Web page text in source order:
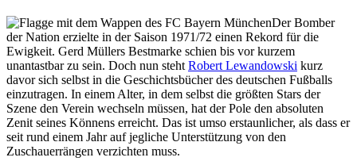
Der Bomber
der Nation erzielte in der Saison 1971/72 einen Rekord für die
Ewigkeit. Gerd Müllers Bestmarke schien bis vor kurzem
unantastbar zu sein. Doch nun steht Robert Lewandowski kurz
davor sich selbst in die Geschichtsbücher des deutschen Fußballs
einzutragen. In einem Alter, in dem selbst die größten Stars der
Szene den Verein wechseln müssen, hat der Pole den absoluten
Zenit seines Könnens erreicht. Das ist umso erstaunlicher, als dass er
seit rund einem Jahr auf jegliche Unterstützung von den
Zuschauerrängen verzichten muss.